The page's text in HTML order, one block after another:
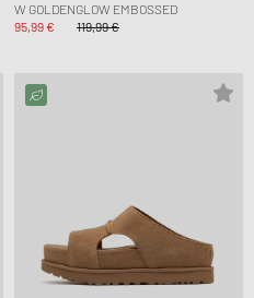
W GOLDENGLOW EMBOSSED
95,99 €
119,99 €